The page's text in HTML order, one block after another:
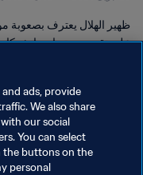
ظهير الهلال يعترف بصعوبة
على تقييم مستويات
سياسة الخصوصية
ads, provide
We also share
our social
You can select
the buttons on the
personal